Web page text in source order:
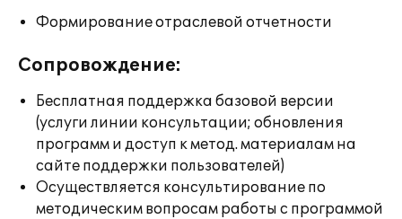
Формирование отраслевой отчетности
Сопровождение:
Бесплатная поддержка базовой версии
(услуги линии консультации; обновления
программ и доступ к метод. материалам на
сайте поддержки пользователей)
Осуществляется консультирование по
методическим вопросам работы с программой